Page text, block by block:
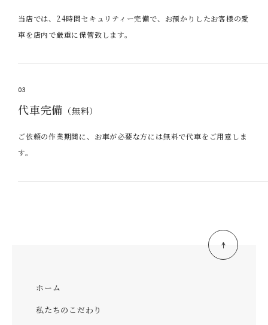
当店では、24時間セキュリティー完備で、お預かりしたお客様の愛
車を店内で厳重に保管致します。
03
代車完備 （無料）
ご依頼の作業期間に、お車が必要な方には無料で代車をご用意しま
す。
ホーム
私たちのこだわり